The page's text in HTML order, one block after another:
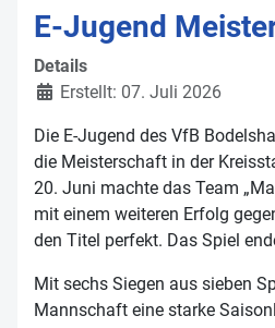
E-Jugend
Details
Erstellt: 07. Juli 2026
Die E-Jugend des VfB
die Meisterschaft in der
20. Juni machte das Team
mit einem weiteren Erfolg
den Titel perfekt. Das Spiel
Mit sechs Siegen aus sieben
Mannschaft eine starke